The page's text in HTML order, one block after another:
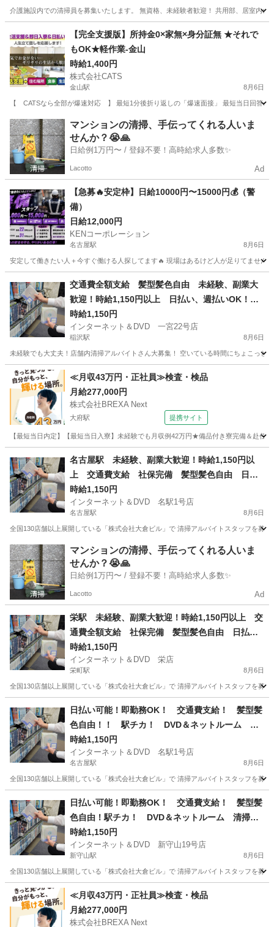
介護施設内での清掃員を募集いたします。 無資格、未経験者歓迎！ 共用部、居室
春田駅 清掃
【完全支援版】所持金0×家無×身分証無 ★それで
もOK★軽作業-金山
時給1,400円
株式会社CATS
金山駅 8月6日
【 CATSなら全部が爆速対応 】 最短1分後折り返しの「爆速面接」 最短当日回答の
愛知 名古屋市 金山駅 仕分け 個室
マンションの清掃、手伝ってくれる人いま
せんか？😭🙏
日給例1万円〜 / 登録不要！高時給求人多数✨
Lacotto Ad
【急募🔥安定枠】日給10000円〜15000円💰（警
備）
日給12,000円
KENコーポレーション
名古屋駅 8月6日
安定して働きたい人＋今すぐ働ける人探してます🔥 現場はあるけど人が足りてま
名古屋駅 警備員
交通費全額支給 髪型髪色自由 未経験、副業大
歓迎！時給1,150円以上 日払い、週払いOK！
店舗内清掃アルバイト 1日4時間以上 週1日から
OK
時給1,150円
インターネット＆DVD 一宮22号店
稲沢駅 8月6日
未経験でも大丈夫！店舗内清掃アルバイトさん大募集！ 空いている時間にちょこっ
愛知 一宮市 稲沢駅 清掃 フリーダイヤル
≪月収43万円・正社員≫検査・検品
月給277,000円
株式会社BREXA Next
大府駅 提携サイト
【最短当日内定】【最短当日入寮】未経験でも月収例42万円★備品付き寮完備＆赴
大府駅 その他
名古屋駅 未経験、副業大歓迎！時給1,150円以
上 交通費支給 社保完備 髪型髪色自由 日払
い、週払いOK！ 店舗内清掃アルバイト 1日4時
間以上 週1日からOK
時給1,150円
インターネット＆DVD 名駅1号店
名古屋駅 8月6日
全国130店舗以上展開している「株式会社大倉ビル」で 清掃アルバイトスタッフを募
愛知 名古屋市 名古屋駅 清掃 フリーダイヤル
マンションの清掃、手伝ってくれる人いま
せんか？😭🙏
日給例1万円〜 / 登録不要！高時給求人多数✨
Lacotto Ad
栄駅 未経験、副業大歓迎！時給1,150円以上 交
通費全額支給 社保完備 髪型髪色自由 日払
い、週払いOK！ 店舗内清掃アルバイト 1日4時
間以上 週1日からOK
時給1,150円
インターネット＆DVD 栄店
栄町駅 8月6日
全国130店舗以上展開している「株式会社大倉ビル」で 清掃アルバイトスタッフを募
栄町駅 清掃 フリーダイヤル
日払い可能！即勤務OK！ 交通費支給！ 髪型髪
色自由！！ 駅チカ！ DVD＆ネットルーム 清
掃バイトスタッフ！
時給1,150円
インターネット＆DVD 名駅1号店
名古屋駅 8月6日
全国130店舗以上展開している「株式会社大倉ビル」で 清掃アルバイトスタッフを募
名古屋駅 清掃 スタッフ
日払い可能！即勤務OK！ 交通費支給！ 髪型髪
色自由！駅チカ！ DVD＆ネットルーム 清掃バ
イトスタッフ！
時給1,150円
インターネット＆DVD 新守山19号店
新守山駅 8月6日
全国130店舗以上展開している「株式会社大倉ビル」で 清掃アルバイトスタッフを募
愛知 名古屋市 新守山駅 清掃 スタッフ
≪月収43万円・正社員≫検査・検品
月給277,000円
株式会社BREXA Next